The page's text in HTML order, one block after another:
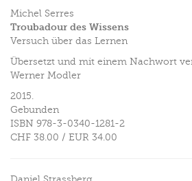
Michel Serres
Troubadour des Wissens
Versuch über das Lernen
Übersetzt und mit einem Nachwort
Werner Modler
2015.
Gebunden
ISBN 978-3-0340-1281-2
CHF 38.00 / EUR 34.00